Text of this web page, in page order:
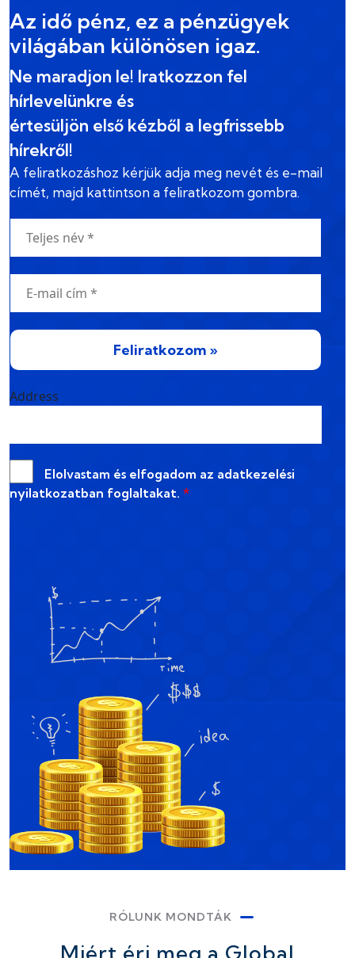
Az idő pénz, ez a pénzügyek
világában különösen igaz.
Ne maradjon le! Iratkozzon fel
hírlevelünkre és
értesüljön első kézből a legfrissebb
hírekről!
A feliratkozáshoz kérjük adja meg nevét és e-mail
címét, majd kattintson a feliratkozom gombra.
Feliratkozom »
Address
Elolvastam és elfogadom az adatkezelési
nyilatkozatban foglaltakat. *
RÓLUNK MONDTÁK